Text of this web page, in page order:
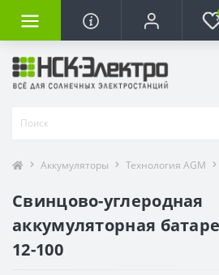
Аккумуляторы Технология AGM
Свинцово-углеродная
аккумуляторная
12-100